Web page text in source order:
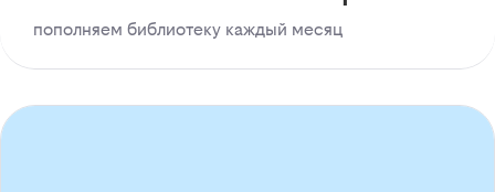
пополняем библиотеку каждый месяц